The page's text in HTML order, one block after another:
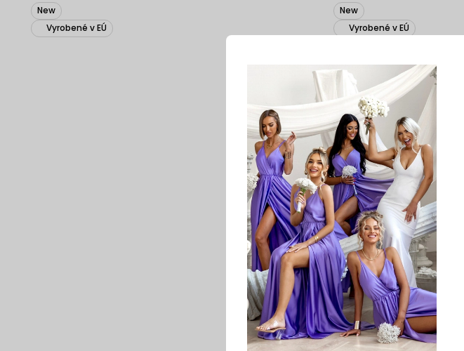
New
Vyrobené v EÚ
New
Vyrobené v EÚ